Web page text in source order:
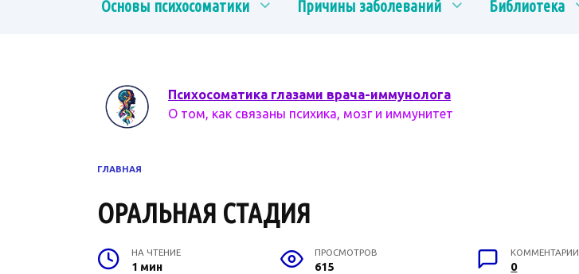
Основы психосоматики Причины заболеваний Библиотека
Психосоматика глазами врача-иммунолога
О том, как связаны психика, мозг и иммунитет
ГЛАВНАЯ
ОРАЛЬНАЯ СТАДИЯ
НА ЧТЕНИЕ
1 мин
ПРОСМОТРОВ
615
КОММЕНТАРИИ
0